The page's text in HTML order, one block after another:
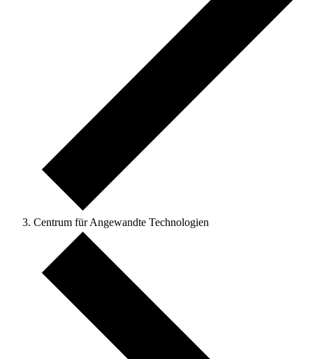
Centrum für Angewandte Technologien